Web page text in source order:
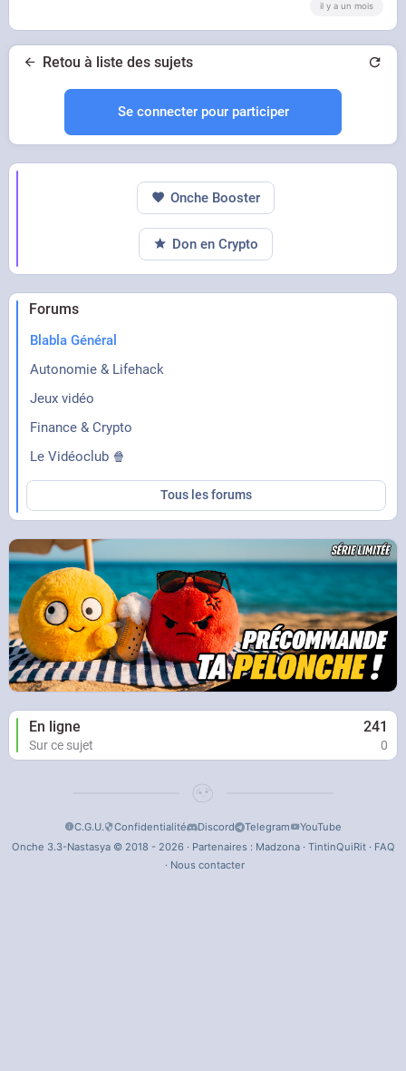
il y a un mois
Retou à liste des sujets
Se connecter pour participer
Forums
Blabla Général
Autonomie & Lifehack
Jeux vidéo
Finance & Crypto
Le Vidéoclub 🍿
Tous les forums
En ligne 241
Sur ce sujet 0
Onche Booster
Don en Crypto
C.G.U. Confidentialité Discord Telegram
YouTube
Onche 3.3-Nastasya © 2018 - 2026 · Partenaires : Madzona· TintinQuiRit· FAQ
· Nous contacter